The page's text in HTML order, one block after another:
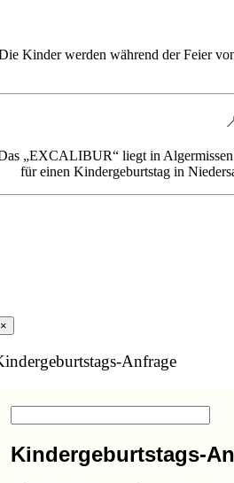
Kinder werden während der Feier
„EXCALIBUR“ liegt in Algermissen
für einen Kindergeburtstag in
×
Anfrage
Kindergeburtstags-